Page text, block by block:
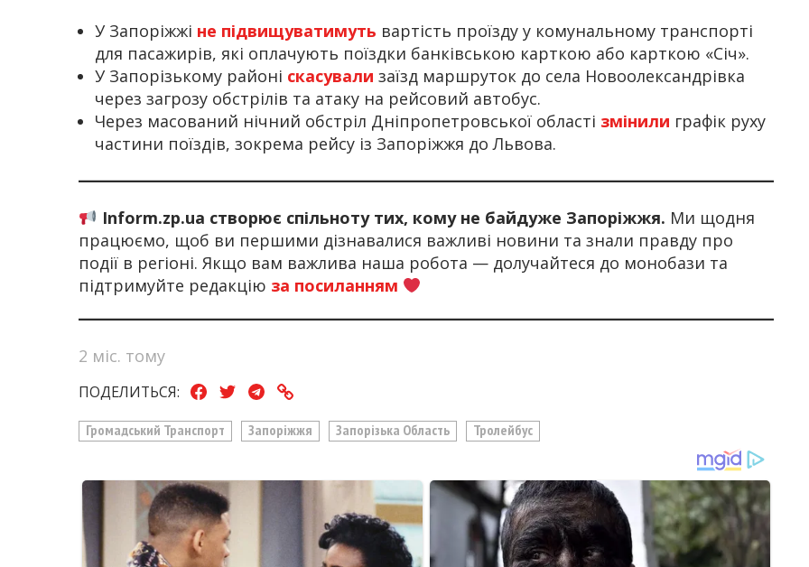
У Запоріжжі не підвищуватимуть вартість проїзду у комунальному транспорті
для пасажирів, які оплачують поїздки банківською карткою або карткою «Січ».
У Запорізькому районі скасували заїзд маршруток до села Новоолександрівка
через загрозу обстрілів та атаку на рейсовий автобус.
Через масований нічний обстріл Дніпропетровської області змінили графік руху
частини поїздів, зокрема рейсу із Запоріжжя до Львова.
Inform.zp.ua створює спільноту тих, кому не байдуже Запоріжжя. Ми щодня
працюємо, щоб ви першими дізнавалися важливі новини та знали правду про
події в регіоні. Якщо вам важлива наша робота — долучайтеся до монобази та
підтримуйте редакцію за посиланням
2 міс. тому
ПОДЕЛИТЬСЯ:
Громадський Транспорт Запоріжжя Запорізька Область Тролейбус